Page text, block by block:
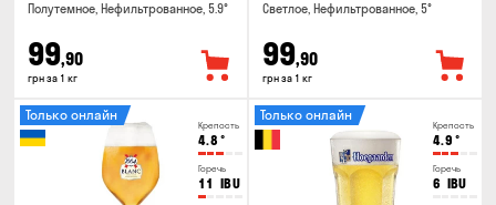
Полутемное, Нефильтрованное, 5.9°
99,90
грн за 1 кг
Светлое, Нефильтрованное, 5°
99,90
грн за 1 кг
Крепость
4.8 °
Горечь
11 IBU
Только онлайн
Крепость
4.9 °
Горечь
6 IBU
Только онлайн